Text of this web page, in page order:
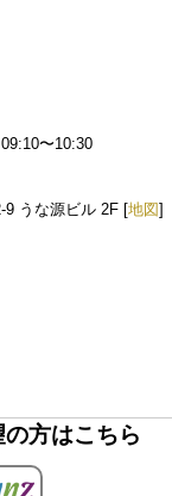
〜10:30
9 うな源ビル 2F [地図]
方はこちら